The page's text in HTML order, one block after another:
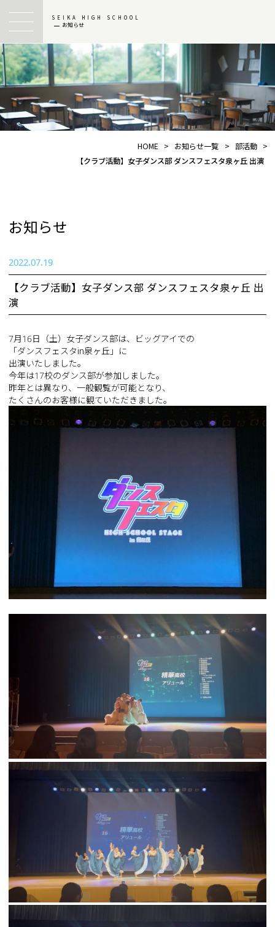
SEIKA HIGH SCHOOL
お知らせ
HOME > お知らせ一覧 > 部活動 >
【クラブ活動】女子ダンス部 ダンスフェスタ泉ヶ丘 出演
お知らせ
2022.07.19
【クラブ活動】女子ダンス部 ダンスフェスタ泉ヶ丘 出
演
7月16日（土）女子ダンス部は、ビッグアイでの
「ダンスフェスタin泉ヶ丘」に
出演いたしました。
今年は17校のダンス部が参加しました。
昨年とは異なり、一般観覧が可能となり、
たくさんのお客様に観ていただきました。